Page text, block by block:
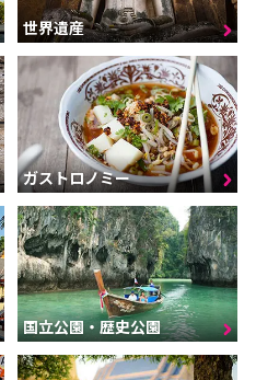
世界遺産
ガストロノミー
国立公園・歴史公園